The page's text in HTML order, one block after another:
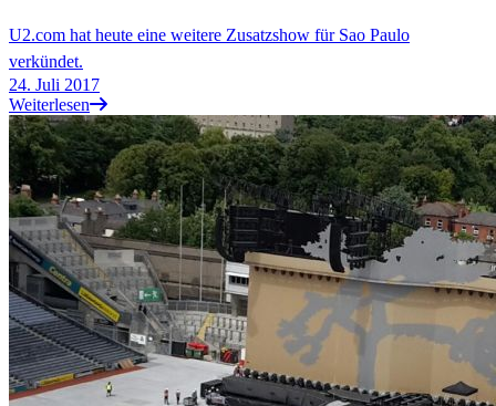
U2.com hat heute eine weitere Zusatzshow für Sao Paulo
verkündet.
24. Juli 2017
Weiterlesen